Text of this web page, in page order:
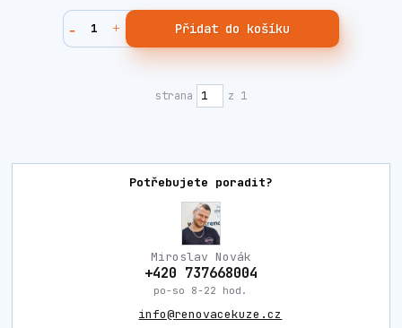
Potřebujete poradit?
Miroslav Novák
+420 737668004
po-so 8-22 hod.
info@renovacekuze.cz
Přidat do košíku
strana z 1